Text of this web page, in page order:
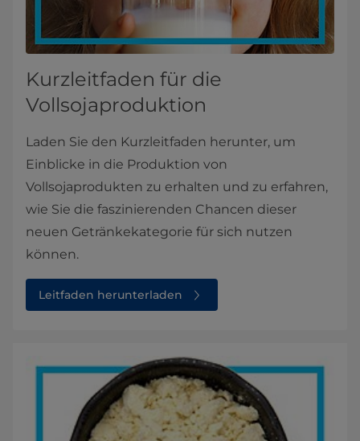
Kurzleitfaden für die
Vollsojaproduktion
Laden Sie den Kurzleitfaden herunter, um
Einblicke in die Produktion von
Vollsojaprodukten zu erhalten und zu erfahren,
wie Sie die faszinierenden Chancen dieser
neuen Getränkekategorie für sich nutzen
können.
Leitfaden herunterladen